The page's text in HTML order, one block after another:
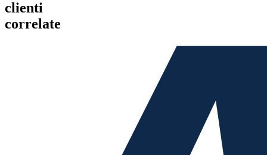
clienti
correlate